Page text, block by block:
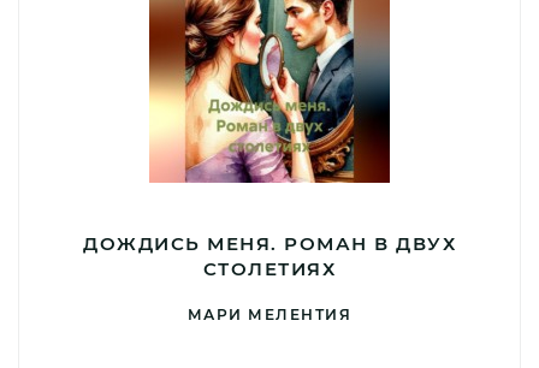
ДОЖДИСЬ МЕНЯ. РОМАН В ДВУХ
СТОЛЕТИЯХ
МАРИ МЕЛЕНТИЯ